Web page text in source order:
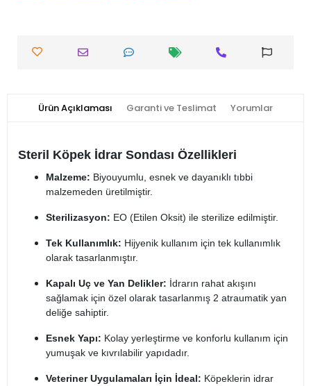
Ürün Açıklaması Garanti ve Teslimat Yorumlar
Steril Köpek İdrar Sondası Özellikleri
Malzeme: Biyouyumlu, esnek ve dayanıklı tıbbi
malzemeden üretilmiştir.
Sterilizasyon: EO (Etilen Oksit) ile sterilize edilmiştir.
Tek Kullanımlık: Hijyenik kullanım için tek kullanımlık
olarak tasarlanmıştır.
Kapalı Uç ve Yan Delikler: İdrarın rahat akışını
sağlamak için özel olarak tasarlanmış 2 atraumatik yan
deliğe sahiptir.
Esnek Yapı: Kolay yerleştirme ve konforlu kullanım için
yumuşak ve kıvrılabilir yapıdadır.
Veteriner Uygulamaları İçin İdeal: Köpeklerin idrar